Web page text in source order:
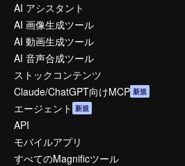
AI アシスタント
AI 画像生成ツール
AI 動画生成ツール
AI 音声合成ツール
ストックコンテンツ
Claude/ChatGPT向けMCP 新規
エージェント 新規
API
モバイルアプリ
すべてのMagnificツール